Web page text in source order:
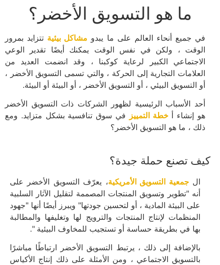
ما هو التسويق الأخضر؟
في جميع أنحاء العالم على ما يبدو مشاكل بيئية تتزايد بمرور
الوقت ، ولكن في نفس الوقت يمكنك أيضًا تقدير الوعي
الاجتماعي الكبير لرعاية كوكبنا ، وقد انضمت العديد من
العلامات التجارية إلى الحركة ، والتي تسمى التسويق الأخضر ،
أو التسويق البيئي ، أو التسويق الأخضر ، أو البيئة أو البيئة.
أحد الأسباب الرئيسية لظهور الشركات ذات التسويق الأخضر
هو إنشاء أخطة التمييز في سوق تنافسية بشكل متزايد. ومع
ذلك ، ما هو التسويق الأخضر؟
كيف تصنع حملة جيدة؟
الجمعية التسويق الأمريكية، يعرّف التسويق الأخضر على
أنه "تطوير وتسويق المنتجات المصممة لتقليل الآثار السلبية
على البيئة المادية ، أو لتحسين جودتها" ويبرز أيضًا أنها "جهود
المنظمات لإنتاج المنتجات والترويج لها وتغليفها والمطالبة
بها في بطريقة حساسة أو تستجيب للمخاوف البيئية ".
بالإضافة إلى ذلك ، يرتبط التسويق الأخضر ارتباطًا مباشرًا
بالتسويق الاجتماعي ، ومن الأمثلة على ذلك إنتاج الأكياس